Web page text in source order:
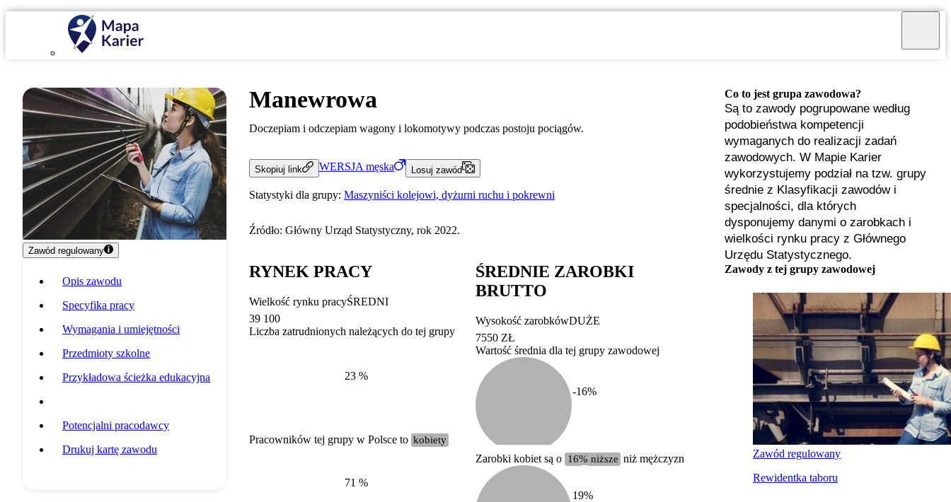
Zawód regulowany
Opis zawodu
Specyfika pracy
Wymagania i umiejętności
Przedmioty szkolne
Przykładowa ścieżka edukacyjna
Potencjalni pracodawcy
Drukuj kartę zawodu
Manewrowa
Doczepiam i odczepiam wagony i lokomotywy podczas postoju pociągów.
Skopiuj link WERSJA męska Losuj zawód
Statystyki dla grupy: Maszyniści kolejowi, dyżurni ruchu i pokrewni
Źródło: Główny Urząd Statystyczny, rok 2022.
RYNEK PRACY
Struktura wynagrodzeń
według zawodów, 2022
Wielkość rynku pracyŚREDNI
39 100
Liczba zatrudnionych należących do tej grupy
23 %
Pracowników tej grupy w Polsce to kobiety
71 %
ŚREDNIE ZAROBKI
BRUTTO
całkowite wynagrodzenie
miesięczne brutto nie dla tego zawodu, lecz
uśrednione dla wszystkich zawodów z grupy,
do której należy ten zawód według Głównego
Urzędu Statystycznego Struktura wynagrodzeń
według zawodów, 2022
Wysokość zarobkówDUŻE
7550 ZŁ
Wartość średnia dla tej grupy zawodowej
-16%
Zarobki kobiet są o 16% niższe niż mężczyzn
19%
Co to jest grupa zawodowa?
Są to zawody pogrupowane według
podobieństwa kompetencji
wymaganych do realizacji zadań
zawodowych. W Mapie Karier
wykorzystujemy podział na tzw. grupy
średnie z Klasyfikacji zawodów i
specjalności, dla których
dysponujemy danymi o zarobkach i
wielkości rynku pracy z Głównego
Urzędu Statystycznego.
Zawody z tej grupy zawodowej
Zawód regulowany
Rewidentka taboru